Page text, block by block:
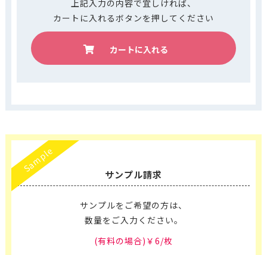
上記入力の内容で宜しければ、
カートに入れるボタンを押してください
カートに入れる
Sample
サンプル請求
サンプルをご希望の方は、
数量をご入力ください。
(有料の場合)￥6/枚